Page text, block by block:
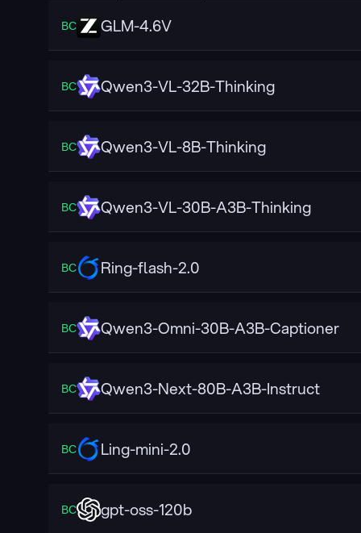
ВС GLM-4.6V
ВС Qwen3-VL-32B-Thinking
ВС Qwen3-VL-8B-Thinking
ВС Qwen3-VL-30B-A3B-Thinking
ВС Ring-flash-2.0
ВС Qwen3-Omni-30B-A3B-Captioner
ВС Qwen3-Next-80B-A3B-Instruct
ВС Ling-mini-2.0
ВС gpt-oss-120b